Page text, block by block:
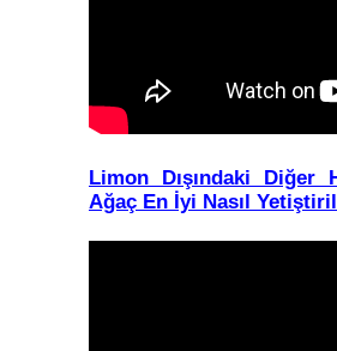
Limon Dışındaki Diğer
Ağaç En İyi Nasıl